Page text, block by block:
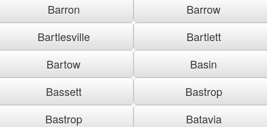
Barron
Barrow
Bartlesville
Bartlett
Bartow
Basin
Bassett
Bastrop
Bastrop
Batavia